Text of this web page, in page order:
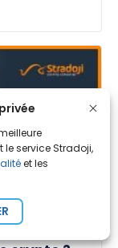
le service Stradoji,
et les